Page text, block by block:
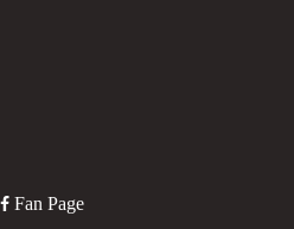
Fan Page